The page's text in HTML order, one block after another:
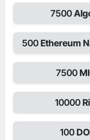
7500
500Ethereum
7500
10000
100